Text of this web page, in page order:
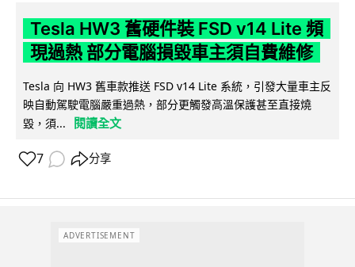
Tesla HW3 舊硬件裝 FSD v14 Lite 頻
現過熱 部分電腦損毀車主須自費維修
Tesla 向 HW3 舊車款推送 FSD v14 Lite 系統，引發大量車主反
映自動駕駛電腦嚴重過熱，部分更觸發高溫保護甚至直接燒
毀，須...
閱讀全文
7 分享
ADVERTISEMENT